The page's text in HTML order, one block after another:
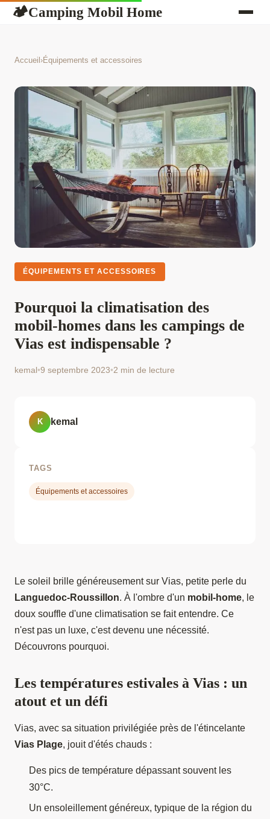
🏕Camping Mobil Home
Accueil ›Équipements et accessoires
ÉQUIPEMENTS ET ACCESSOIRES
Pourquoi la climatisation des
mobil-homes dans les campings de
Vias est indispensable ?
kemal•9 septembre 2023•2 min de lecture
Le soleil brille généreusement sur Vias, petite perle du
Languedoc-Roussillon. À l'ombre d'un mobil-home, le
doux souffle d'une climatisation se fait entendre. Ce
n'est pas un luxe, c'est devenu une nécessité.
Découvrons pourquoi.
Les températures estivales à Vias : un
atout et un défi
Vias, avec sa situation privilégiée près de l'étincelante
Vias Plage, jouit d'étés chauds :
Des pics de température dépassant souvent les
30°C.
Un ensoleillement généreux, typique de la région du
K kemal
TAGS
Équipements et accessoires